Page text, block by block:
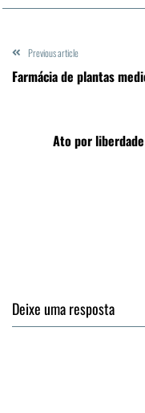
Previous article
Farmácia de plantas
Ato por
Deixe uma resposta